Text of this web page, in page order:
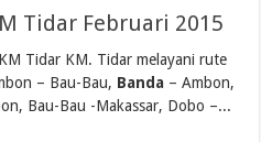
Tidar Februari 2015
Tidar KM. Tidar melayani rute
– Bau-Bau, Banda – Ambon,
Bau-Bau -Makassar, Dobo –...